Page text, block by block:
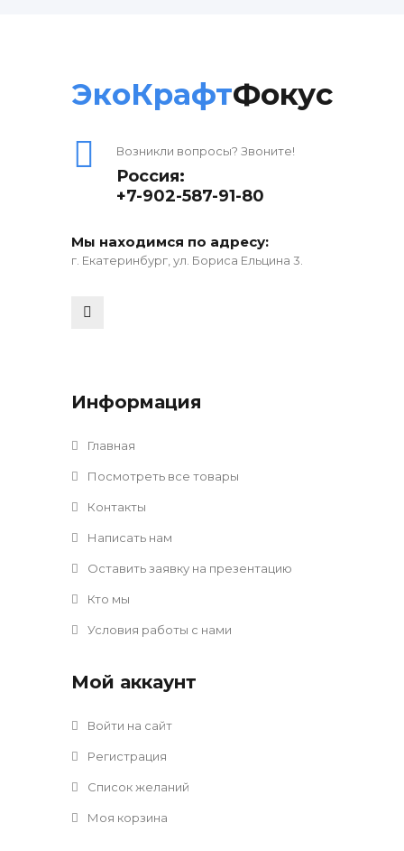
ЭкоКрафтФокус
Возникли вопросы? Звоните!
Россия:
+7-902-587-91-80
Мы находимся по адресу:
г. Екатеринбург, ул. Бориса Ельцина 3.
Информация
Главная
Посмотреть все товары
Контакты
Написать нам
Оставить заявку на презентацию
Кто мы
Условия работы с нами
Мой аккаунт
Войти на сайт
Регистрация
Список желаний
Моя корзина